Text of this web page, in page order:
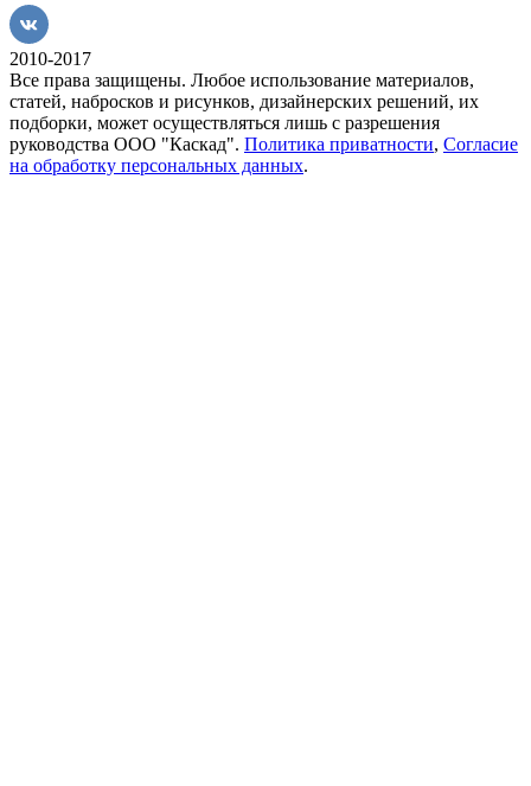
2010-2017
Все права защищены. Любое использование материалов,
статей, набросков и рисунков, дизайнерских решений, их
подборки, может осуществляться лишь с разрешения
руководства ООО "Каскад". Политика приватности, Согласие
на обработку персональных данных.